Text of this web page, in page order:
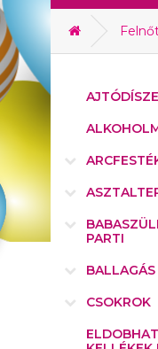
PARTI
BALLAGÁS
CSOKROK